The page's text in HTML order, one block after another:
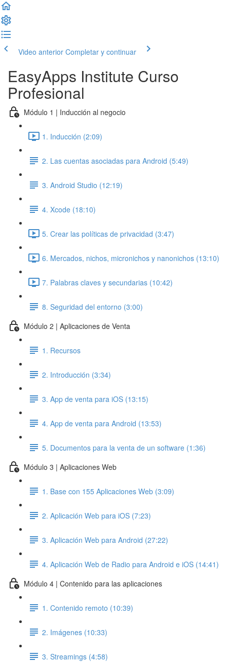
Video anterior Completar y continuar
EasyApps Institute Curso
Profesional
Módulo 1 | Inducción al negocio
1. Inducción (2:09)
2. Las cuentas asociadas para Android (5:49)
3. Android Studio (12:19)
4. Xcode (18:10)
5. Crear las políticas de privacidad (3:47)
6. Mercados, nichos, micronichos y nanonichos (13:10)
7. Palabras claves y secundarias (10:42)
8. Seguridad del entorno (3:00)
Módulo 2 | Aplicaciones de Venta
1. Recursos
2. Introducción (3:34)
3. App de venta para iOS (13:15)
4. App de venta para Android (13:53)
5. Documentos para la venta de un software (1:36)
Módulo 3 | Aplicaciones Web
1. Base con 155 Aplicaciones Web (3:09)
2. Aplicación Web para iOS (7:23)
3. Aplicación Web para Android (27:22)
4. Aplicación Web de Radio para Android e iOS (14:41)
Módulo 4 | Contenido para las aplicaciones
1. Contenido remoto (10:39)
2. Imágenes (10:33)
3. Streamings (4:58)